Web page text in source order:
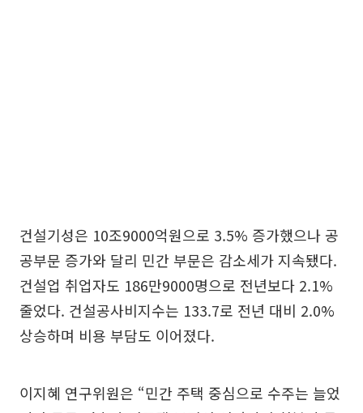
건설기성은 10조9000억원으로 3.5% 증가했으나 공
공부문 증가와 달리 민간 부문은 감소세가 지속됐다.
건설업 취업자도 186만9000명으로 전년보다 2.1%
줄었다. 건설공사비지수는 133.7로 전년 대비 2.0%
상승하며 비용 부담도 이어졌다.
이지혜 연구위원은 “민간 주택 중심으로 수주는 늘었